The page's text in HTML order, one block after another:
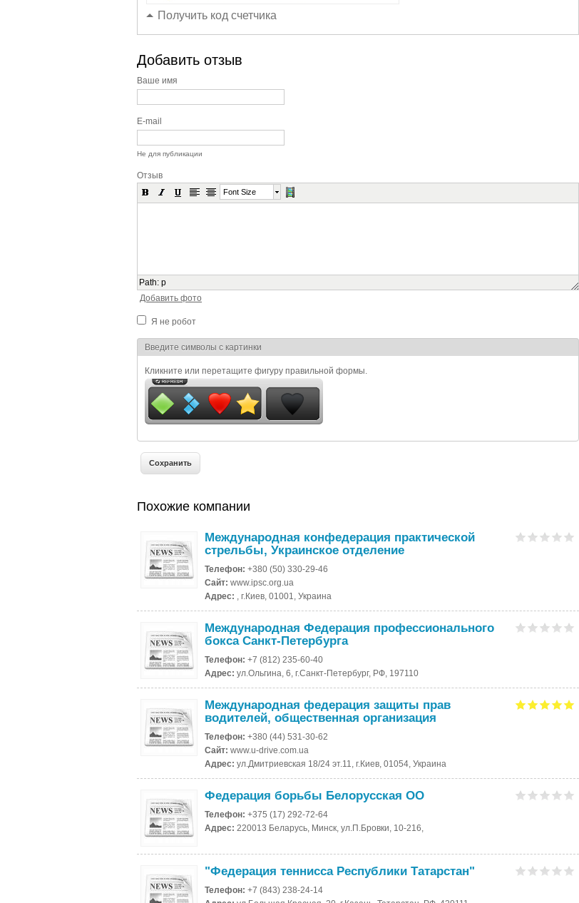
Получить код счетчика
Добавить отзыв
Ваше имя
E-mail
Не для публикации
Отзыв
Font Size
Path: p
Добавить фото
Я не робот
Я спамер
Введите символы с картинки
Кликните или перетащите фигуру правильной формы.
Похожие компании
Международная конфедерация практической
стрельбы, Украинское отделение
Телефон: +380 (50) 330-29-46
Сайт: www.ipsc.org.ua
Адрес: , г.Киев, 01001, Украина
Международная Федерация профессионального
бокса Санкт-Петербурга
Телефон: +7 (812) 235-60-40
Адрес: ул.Ольгина, 6, г.Санкт-Петербург, РФ, 197110
Международная федерация защиты прав
водителей, общественная организация
Телефон: +380 (44) 531-30-62
Сайт: www.u-drive.com.ua
Адрес: ул.Дмитриевская 18/24 эт.11, г.Киев, 01054, Украина
Федерация борьбы Белорусская ОО
Телефон: +375 (17) 292-72-64
Адрес: 220013 Беларусь, Минск, ул.П.Бровки, 10-216,
"Федерация теннисса Республики Татарстан"
Телефон: +7 (843) 238-24-14